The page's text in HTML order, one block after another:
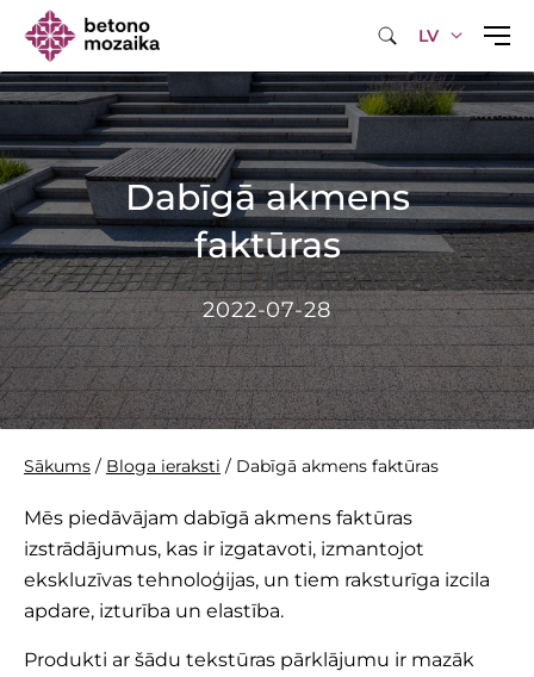
LV
Dabīgā akmens
faktūras
2022-07-28
Sākums / Bloga ieraksti / Dabīgā akmens faktūras
Mēs piedāvājam dabīgā akmens faktūras
izstrādājumus, kas ir izgatavoti, izmantojot
ekskluzīvas tehnoloģijas, un tiem raksturīga izcila
apdare, izturība un elastība.
Produkti ar šādu tekstūras pārklājumu ir mazāk